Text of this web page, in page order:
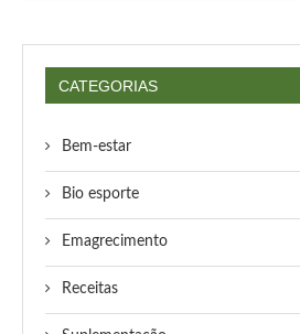
CATEGORIAS
Bem-estar
Bio esporte
Emagrecimento
Receitas